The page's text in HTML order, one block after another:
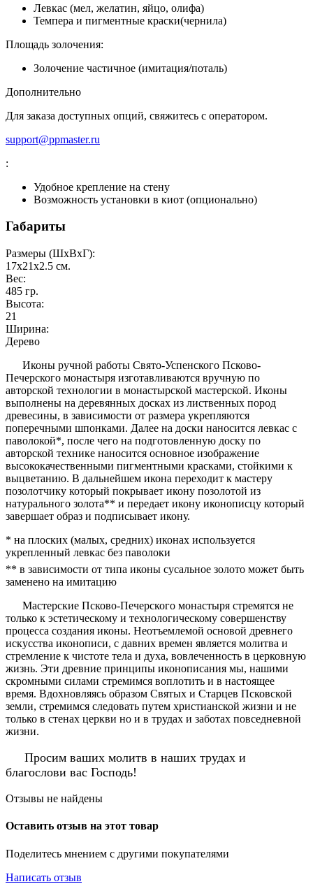
Левкас (мел, желатин, яйцо, олифа)
Темпера и пигментные краски(чернила)
Площадь золочения:
Золочение частичное (имитация/поталь)
Дополнительно
Для заказа доступных опций, свяжитесь с оператором.
support@ppmaster.ru
:
Удобное крепление на стену
Возможность установки в киот (опционально)
Габариты
Размеры (ШxВxГ):
17x21x2.5 см.
Вес:
485 гр.
Высота:
21
Ширина:
Дерево
Иконы ручной работы Свято-Успенского Псково-
Печерского монастыря изготавливаются вручную по
авторской технологии в монастырской мастерской. Иконы
выполнены на деревянных досках из лиственных пород
древесины, в зависимости от размера укрепляются
поперечными шпонками. Далее на доски наносится левкас с
паволокой*, после чего на подготовленную доску по
авторской технике наносится основное изображение
высококачественными пигментными красками, стойкими к
выцветанию. В дальнейшем икона переходит к мастеру
позолотчику который покрывает икону позолотой из
натурального золота** и передает икону иконописцу который
завершает образ и подписывает икону.
* на плоских (малых, средних) иконах используется
укрепленный левкас без паволоки
** в зависимости от типа иконы сусальное золото может быть
заменено на имитацию
Мастерские Псково-Печерского монастыря стремятся не
только к эстетическому и технологическому совершенству
процесса создания иконы. Неотъемлемой основой древнего
искусства иконописи, с давних времен является молитва и
стремление к чистоте тела и духа, вовлеченность в церковную
жизнь. Эти древние принципы иконописания мы, нашими
скромными силами стремимся воплотить и в настоящее
время. Вдохновляясь образом Святых и Старцев Псковской
земли, стремимся следовать путем христианской жизни и не
только в стенах церкви но и в трудах и заботах повседневной
жизни.
Просим ваших молитв в наших трудах и
благослови вас Господь!
Отзывы не найдены
Оставить отзыв на этот товар
Поделитесь мнением с другими покупателями
Написать отзыв